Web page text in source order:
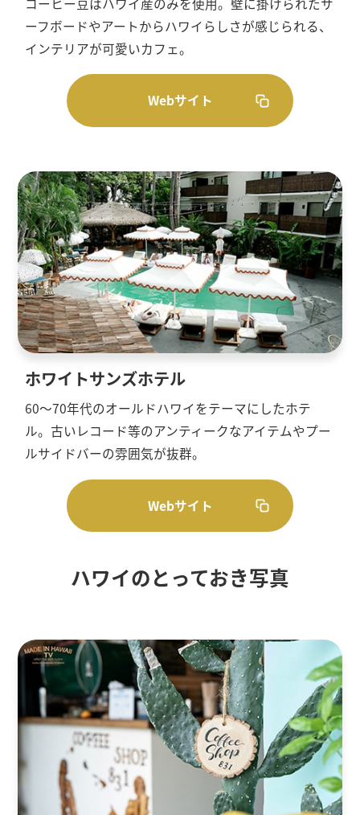
ーフボードやアートからハワイらしさが感じられる、
インテリアが可愛いカフェ。
Webサイト
ホワイトサンズホテル
60〜70年代のオールドハワイをテーマにしたホテ
ル。古いレコード等のアンティークなアイテムやプー
ルサイドバーの雰囲気が抜群。
Webサイト
ハワイのとっておき写真